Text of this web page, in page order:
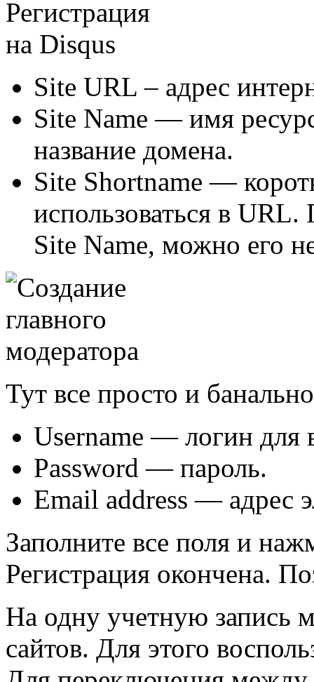
Site URL – адрес
Site Name — имя
название домена.
Site Shortname —
использоваться в
Site Name, можно его
Тут все просто и
Username — логин для
Password — пароль.
Email address — адрес
Заполните все поля и
Регистрация окончена.
На одну учетную запись
сайтов. Для этого